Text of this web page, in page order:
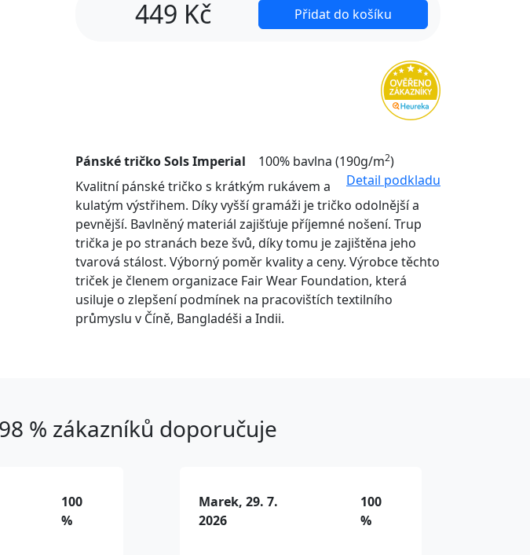
449 Kč Přidat do košíku
Pánské tričko Sols Imperial 100% bavlna (190g/m2)
Detail podkladu
Kvalitní pánské tričko s krátkým rukávem a
kulatým výstřihem. Díky vyšší gramáži je tričko odolnější a
pevnější. Bavlněný materiál zajišťuje příjemné nošení. Trup
trička je po stranách beze švů, díky tomu je zajištěna jeho
tvarová stálost. Výborný poměr kvality a ceny. Výrobce těchto
triček je členem organizace Fair Wear Foundation, která
usiluje o zlepšení podmínek na pracovištích textilního
průmyslu v Číně, Bangladéši a Indii.
% zákazníků doporučuje
100
%
Marek, 29. 7.
2026
100
%